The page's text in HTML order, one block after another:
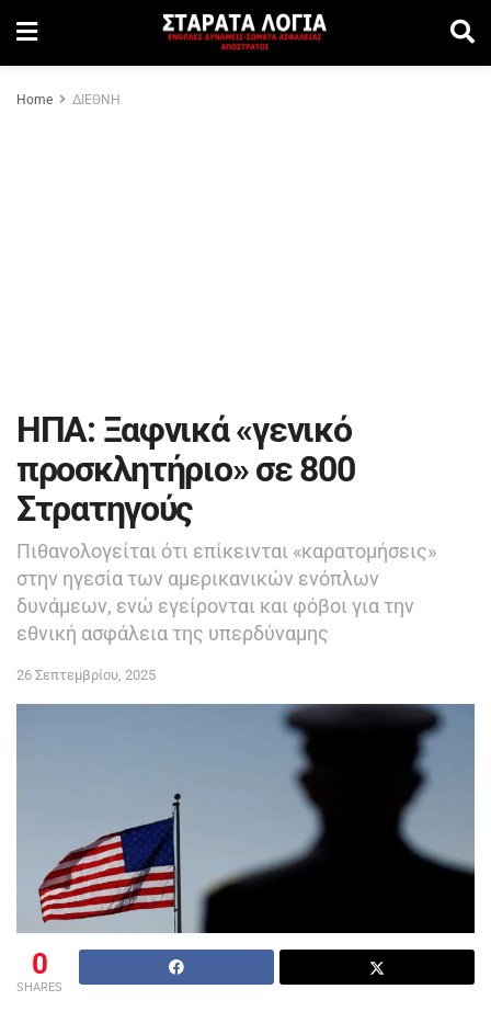
Home ΔΙΕΘΝΗ
ΗΠΑ: Ξαφνικά «γενικό
προσκλητήριο» σε 800
Στρατηγούς
Πιθανολογείται ότι επίκεινται «καρατομήσεις»
στην ηγεσία των αμερικανικών ενόπλων
δυνάμεων, ενώ εγείρονται και φόβοι για την
εθνική ασφάλεια της υπερδύναμης
26 Σεπτεμβρίου, 2025
0
SHARES